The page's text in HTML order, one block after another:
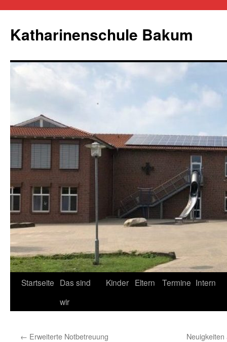
springen
Katharinenschule Bakum
Startseite Das sind
wir
Kinder Eltern Termine Intern
← Erweiterte Notbetreuung